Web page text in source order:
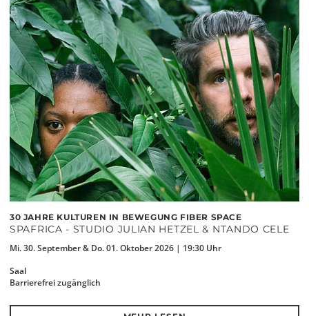
30 JAHRE KULTUREN IN BEWEGUNG FIBER SPACE
SPAFRICA - STUDIO JULIAN HETZEL & NTANDO CELE
Mi. 30. September & Do. 01. Oktober 2026 | 19:30 Uhr
Saal
Barrierefrei zugänglich